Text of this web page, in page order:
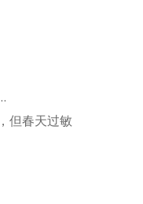
但春天过敏